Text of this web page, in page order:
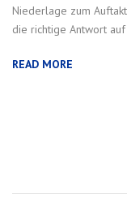
Niederlage zum
die richtige Antwort
READ MORE